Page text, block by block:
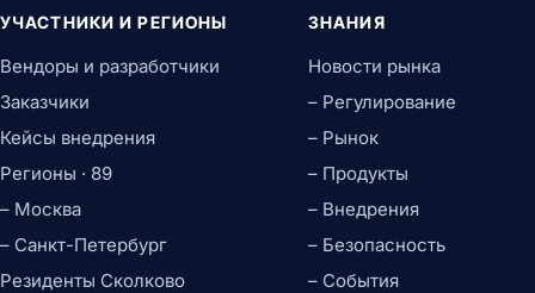
УЧАСТНИКИ И РЕГИОНЫ
Вендоры и разработчики
Заказчики
Кейсы внедрения
Регионы · 89
– Москва
– Санкт-Петербург
Резиденты Сколково
ЗНАНИЯ
Новости рынка
– Регулирование
– Рынок
– Продукты
– Внедрения
– Безопасность
– События